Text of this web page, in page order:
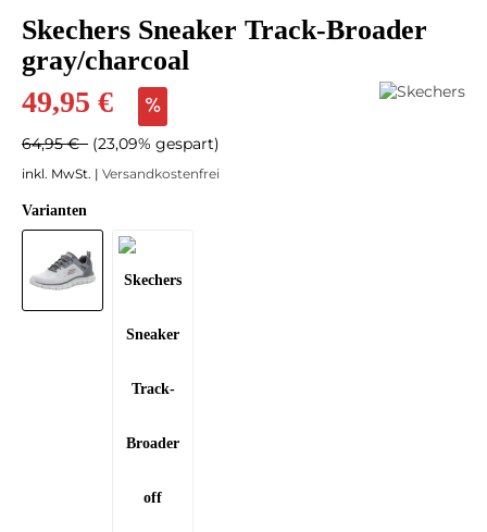
Skechers Sneaker Track-Broader
gray/charcoal
49,95 €
64,95 € (23,09% gespart)
inkl. MwSt. | Versandkostenfrei
Varianten